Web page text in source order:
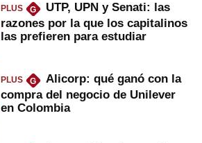
PLUS G
UTP, UPN y Senati: las
razones por la que los capitalinos
las prefieren para estudiar
PLUS G
Alicorp: qué ganó con la
compra del negocio de Unilever
en Colombia